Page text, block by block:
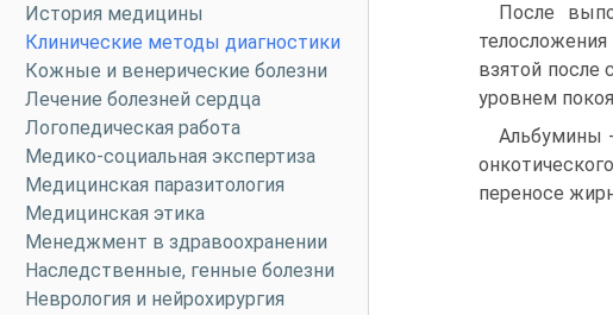
История медицины
Клинические методы диагностики
Кожные и венерические болезни
Лечение болезней сердца
Логопедическая работа
Медико-социальная экспертиза
Медицинская паразитология
Медицинская этика
Менеджмент в здравоохранении
Наследственные, генные болезни
Неврология и нейрохирургия
После
взятой после
уровнем
Альбумины
переносе